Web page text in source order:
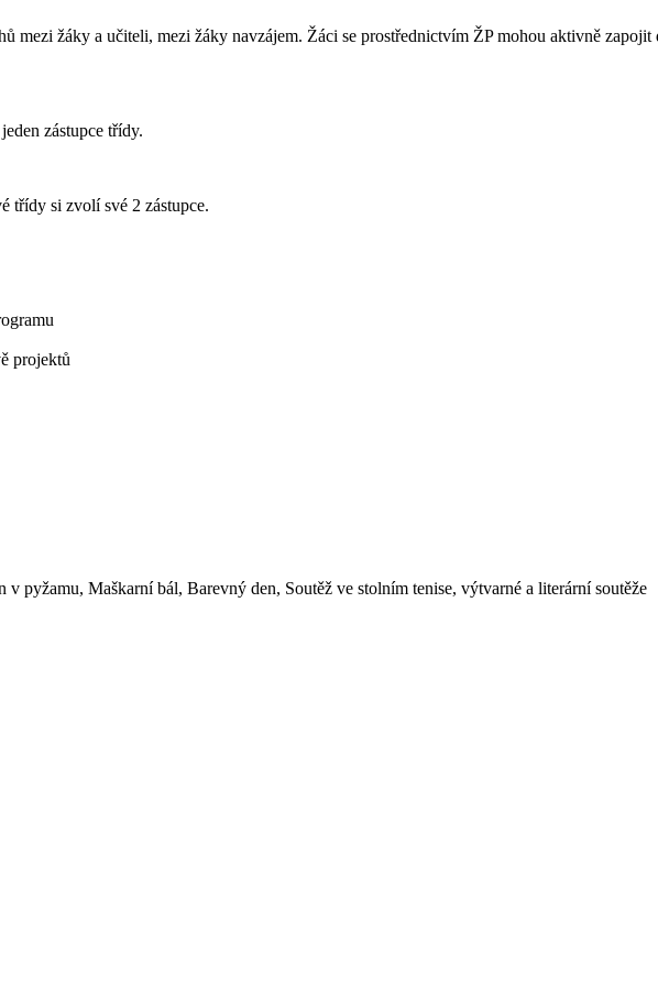
mezi žáky a učiteli, mezi žáky navzájem. Žáci se prostřednictvím ŽP mohou aktivně zapojit
zástupce třídy.
třídy si zvolí své 2 zástupce.
projektů
Maškarní bál, Barevný den, Soutěž ve stolním tenise, výtvarné a literární soutěže